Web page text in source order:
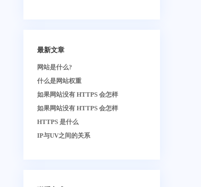
最新文章
网站是什么?
什么是网站权重
如果网站没有 HTTPS 会怎样
如果网站没有 HTTPS 会怎样
HTTPS 是什么
IP与UV之间的关系